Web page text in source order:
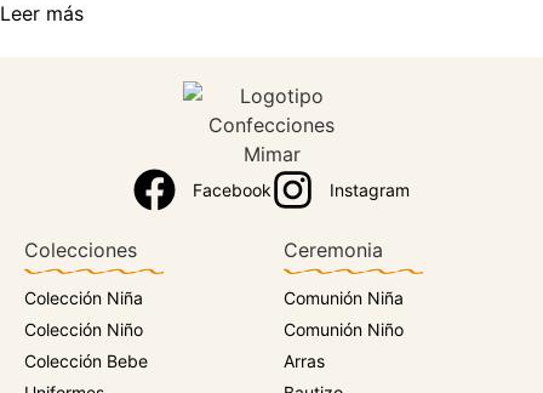
Leer más
Facebook Instagram
Colecciones
Colección Niña
Colección Niño
Colección Bebe
Ceremonia
Comunión Niña
Comunión Niño
Arras